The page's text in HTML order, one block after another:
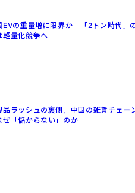
EVの重量増に限界か 「2トン時代」
軽量化競争へ
品ラッシュの裏側、中国の雑貨チェー
ぜ「儲からない」のか